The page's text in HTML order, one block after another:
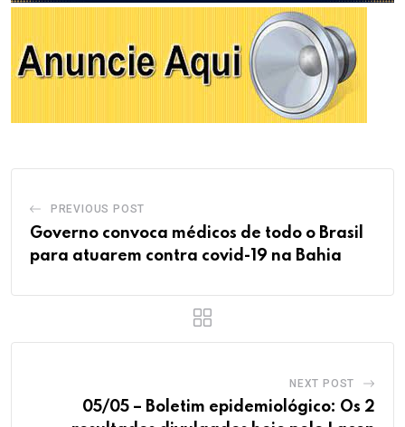
PREVIOUS POST
Governo convoca médicos de todo o Brasil
para atuarem contra covid-19 na Bahia
NEXT POST
05/05 – Boletim epidemiológico: Os 2